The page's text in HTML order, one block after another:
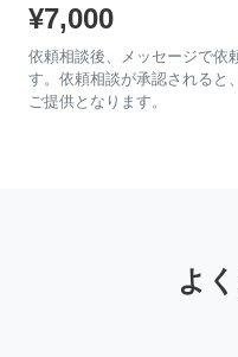
¥7,000
依頼相談後、メッセージで依
す。依頼相談が承認される
ご提供となります。
よ